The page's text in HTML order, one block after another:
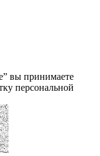
вы принимаете
персональной